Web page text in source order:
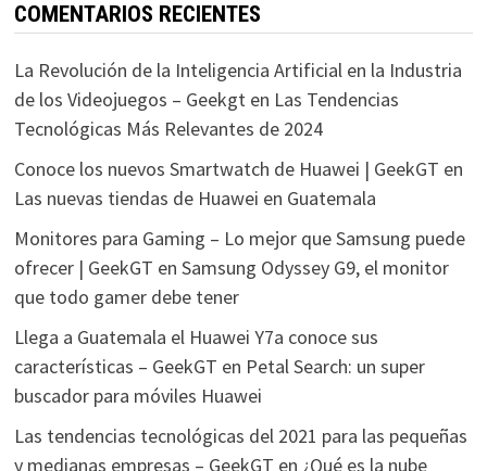
COMENTARIOS RECIENTES
La Revolución de la Inteligencia Artificial en la Industria
de los Videojuegos – Geekgten Las Tendencias
Tecnológicas Más Relevantes de 2024
Conoce los nuevos Smartwatch de Huawei | GeekGT en
Las nuevas tiendas de Huawei en Guatemala
Monitores para Gaming – Lo mejor que Samsung puede
ofrecer | GeekGT en Samsung Odyssey G9, el monitor
que todo gamer debe tener
Llega a Guatemala el Huawei Y7a conoce sus
características – GeekGT en Petal Search: un super
buscador para móviles Huawei
Las tendencias tecnológicas del 2021 para las pequeñas
y medianas empresas – GeekGT en ¿Qué es la nube